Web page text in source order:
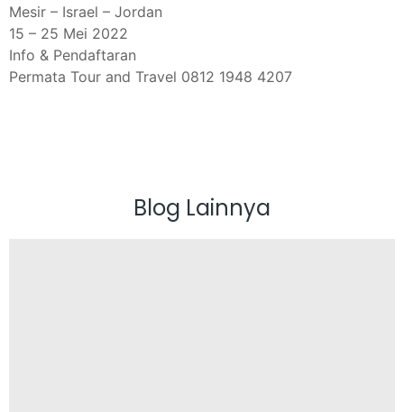
Mesir – Israel – Jordan
15 – 25 Mei 2022
Info & Pendaftaran
Permata Tour and Travel 0812 1948 4207
Blog Lainnya